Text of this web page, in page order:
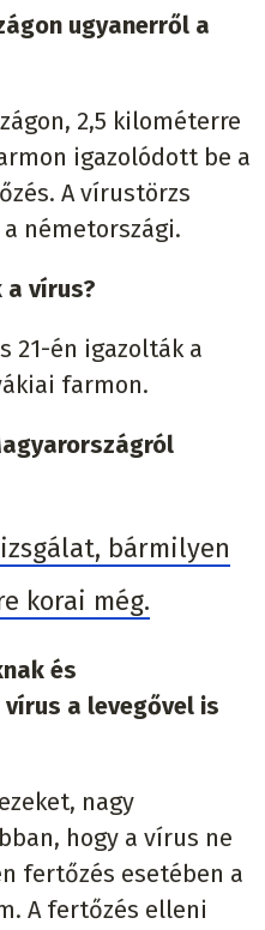
ugyanerről a
2,5 kilométerre
igazolódott be a
A vírustörzs
németországi.
vírus?
21-én igazolták a
farmon.
bármilyen
korai még.
és
a levegővel is
nagy
hogy a vírus ne
fertőzés esetében a
A fertőzés elleni